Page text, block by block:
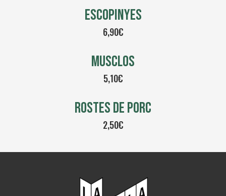
ESCOPINYES
6,90€
MUSCLOS
5,10€
ROSTES DE PORC
2,50€